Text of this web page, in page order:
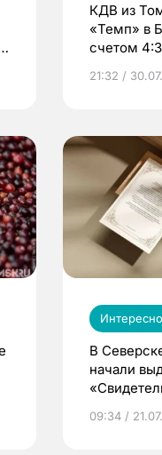
КДВ из
«Темп» в
счетом 4:3
21:32 /
В
начали
09:34 /